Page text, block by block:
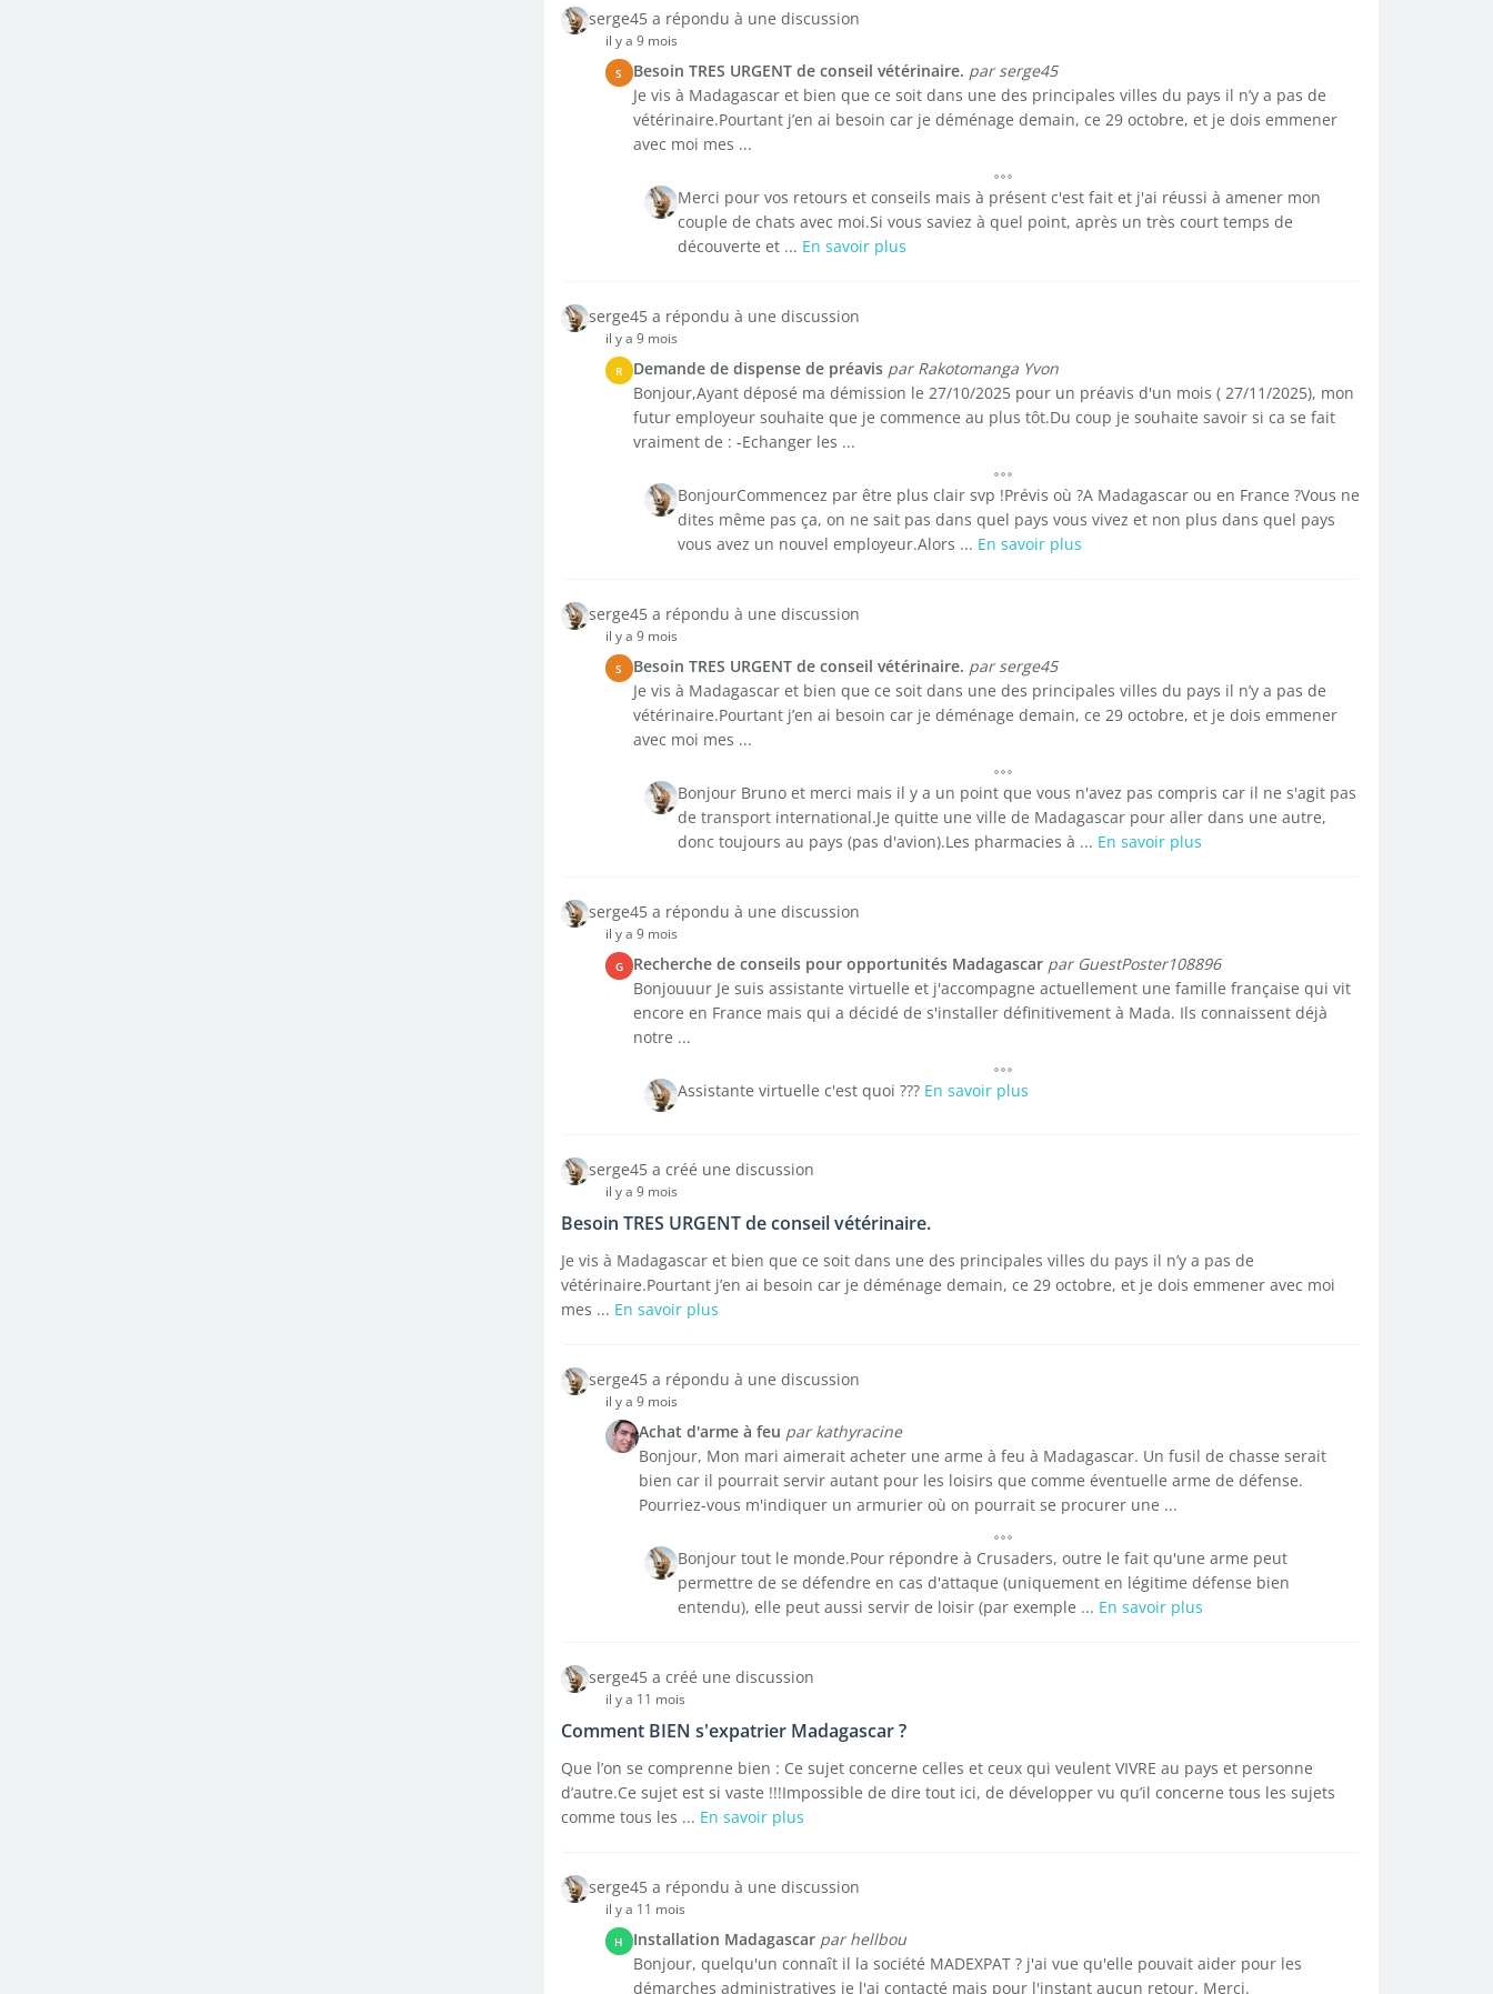
serge45 a répondu à une discussion
il y a 9 mois
S Besoin TRES URGENT de conseil vétérinaire. par serge45
Je vis à Madagascar et bien que ce soit dans une des principales villes du pays il n’y a pas de
vétérinaire.Pourtant j’en ai besoin car je déménage demain, ce 29 octobre, et je dois emmener
avec moi mes ...
Merci pour vos retours et conseils mais à présent c'est fait et j'ai réussi à amener mon
couple de chats avec moi.Si vous saviez à quel point, après un très court temps de
découverte et ... En savoir plus
serge45 a répondu à une discussion
il y a 9 mois
R Demande de dispense de préavis par Rakotomanga Yvon
Bonjour,Ayant déposé ma démission le 27/10/2025 pour un préavis d'un mois ( 27/11/2025), mon
futur employeur souhaite que je commence au plus tôt.Du coup je souhaite savoir si ca se fait
vraiment de : -Echanger les ...
BonjourCommencez par être plus clair svp !Prévis où ?A Madagascar ou en France ?Vous ne
dites même pas ça, on ne sait pas dans quel pays vous vivez et non plus dans quel pays
vous avez un nouvel employeur.Alors ... En savoir plus
serge45 a répondu à une discussion
il y a 9 mois
S Besoin TRES URGENT de conseil vétérinaire. par serge45
Je vis à Madagascar et bien que ce soit dans une des principales villes du pays il n’y a pas de
vétérinaire.Pourtant j’en ai besoin car je déménage demain, ce 29 octobre, et je dois emmener
avec moi mes ...
Bonjour Bruno et merci mais il y a un point que vous n'avez pas compris car il ne s'agit pas
de transport international.Je quitte une ville de Madagascar pour aller dans une autre,
donc toujours au pays (pas d'avion).Les pharmacies à ... En savoir plus
serge45 a répondu à une discussion
il y a 9 mois
G Recherche de conseils pour opportunités Madagascar par GuestPoster108896
Bonjouuur Je suis assistante virtuelle et j'accompagne actuellement une famille française qui vit
encore en France mais qui a décidé de s'installer définitivement à Mada. Ils connaissent déjà
notre ...
Assistante virtuelle c'est quoi ??? En savoir plus
serge45 a créé une discussion
il y a 9 mois
Besoin TRES URGENT de conseil vétérinaire.
Je vis à Madagascar et bien que ce soit dans une des principales villes du pays il n’y a pas de
vétérinaire.Pourtant j’en ai besoin car je déménage demain, ce 29 octobre, et je dois emmener avec moi
mes ... En savoir plus
serge45 a répondu à une discussion
il y a 9 mois
Achat d'arme à feu par kathyracine
Bonjour, Mon mari aimerait acheter une arme à feu à Madagascar. Un fusil de chasse serait
bien car il pourrait servir autant pour les loisirs que comme éventuelle arme de défense.
Pourriez-vous m'indiquer un armurier où on pourrait se procurer une ...
Bonjour tout le monde.Pour répondre à Crusaders, outre le fait qu'une arme peut
permettre de se défendre en cas d'attaque (uniquement en légitime défense bien
entendu), elle peut aussi servir de loisir (par exemple ... En savoir plus
serge45 a créé une discussion
il y a 11 mois
Comment BIEN s'expatrier Madagascar ?
Que l’on se comprenne bien : Ce sujet concerne celles et ceux qui veulent VIVRE au pays et personne
d’autre.Ce sujet est si vaste !!!Impossible de dire tout ici, de développer vu qu’il concerne tous les sujets
comme tous les ... En savoir plus
serge45 a répondu à une discussion
il y a 11 mois
H Installation Madagascar par hellbou
Bonjour, quelqu'un connaît il la société MADEXPAT ? j'ai vue qu'elle pouvait aider pour les
démarches administratives je l'ai contacté mais pour l'instant aucun retour. Merci.